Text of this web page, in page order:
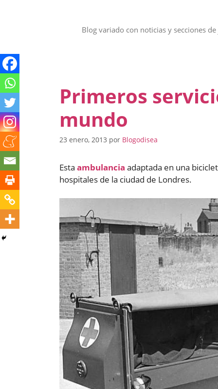
Blog variado con noticias y secciones
Primeros
mundo
23 enero, 2013 por Blogodisea
Esta ambulancia adaptada en una
hospitales de la ciudad de Londres.